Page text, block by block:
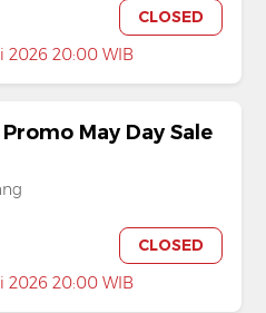
CLOSED
2026 20:00 WIB
May Day Sale
CLOSED
2026 20:00 WIB